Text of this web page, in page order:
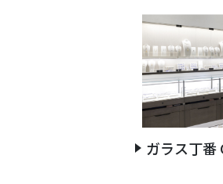
ガラス丁番